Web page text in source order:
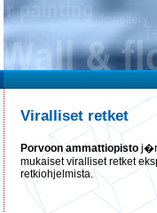
Viralliset retket
Porvoon ammattiopisto
mukaiset viralliset retket
retkiohjelmista.